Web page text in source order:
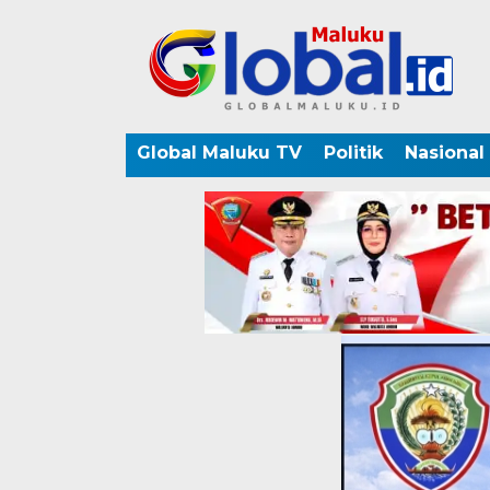
Global Maluku TV Politik Nasional